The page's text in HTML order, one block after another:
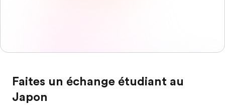
Faites un échange étudiant au
Japon